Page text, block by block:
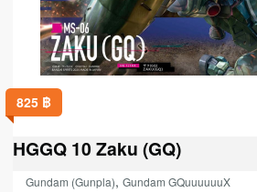
825 ฿
HGGQ 10 Zaku (GQ)
Gundam (Gunpla), Gundam GQuuuuuuX